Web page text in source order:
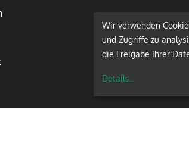
Wir verwenden
und Zugriffe zu
die Freigabe Ihrer
Details...